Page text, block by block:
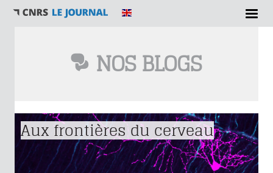
NOS BLOGS
Vous êtes ici
Aux frontières du cerveau